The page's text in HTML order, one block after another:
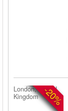
-20%
London, United
Kingdom